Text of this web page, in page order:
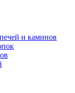
и каминов